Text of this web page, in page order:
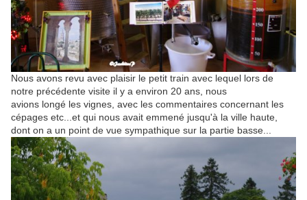
Nous avons revu avec plaisir le petit train avec lequel lors de
notre précédente visite il y a environ 20 ans, nous
avions longé les vignes, avec les commentaires concernant les
cépages etc...et qui nous avait emmené jusqu'à la ville haute,
dont on a un point de vue sympathique sur la partie basse...